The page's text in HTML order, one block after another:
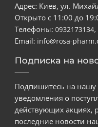
Адрес: Киев, ул.
Открыто с 11:00 до
Телефоны: 0932173134,
Email: info@rosa-
Подписка на
Подпишитесь на нашу
уведомления о
действующих акциях,
последние новости